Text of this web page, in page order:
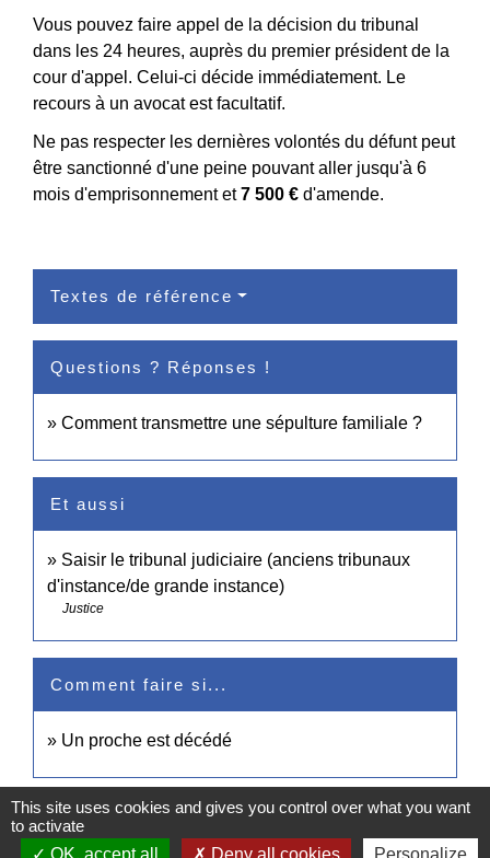
Vous pouvez faire appel de la décision du tribunal
dans les 24 heures, auprès du premier président de la
cour d'appel. Celui-ci décide immédiatement. Le
recours à un avocat est facultatif.
Ne pas respecter les dernières volontés du défunt peut
être sanctionné d'une peine pouvant aller jusqu'à 6
mois d'emprisonnement et7 500 € d'amende.
Textes de référence
Questions ? Réponses !
Comment transmettre une sépulture familiale ?
Et aussi
Saisir le tribunal judiciaire (anciens tribunaux
d'instance/de grande instance)
Justice
Comment faire si...
Un proche est décédé
Signaler une erreur sur cette page
This site uses cookies and gives you control over what you want
to activate
OK, accept all
Deny all cookies Personalize